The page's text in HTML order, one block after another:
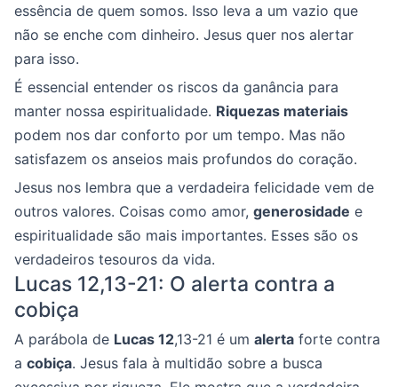
essência de quem somos. Isso leva a um vazio que
não se enche com dinheiro. Jesus quer nos alertar
para isso.
É essencial entender os riscos da ganância para
manter nossa espiritualidade. Riquezas materiais
podem nos dar conforto por um tempo. Mas não
satisfazem os anseios mais profundos do coração.
Jesus nos lembra que a verdadeira felicidade vem de
outros valores. Coisas como amor, generosidade e
espiritualidade são mais importantes. Esses são os
verdadeiros tesouros da vida.
Lucas 12,13-21: O alerta contra a
cobiça
A parábola de Lucas 12,13-21 é um alerta forte contra
a cobiça. Jesus fala à multidão sobre a busca